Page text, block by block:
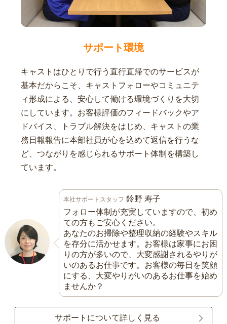
サポート環境
キャストはひとりで行う直行直帰でのサービスが
基本だからこそ、キャストフォローやコミュニテ
ィ形成による、安心して働ける環境づくりを大切
にしています。お客様評価のフィードバックやア
ドバイス、トラブル解決をはじめ、キャストの業
務日報報告に本部社員が心を込めて返信を行うな
ど、つながりを感じられるサポート体制を構築し
ています。
本社サポートスタッフ 鈴野 寿子
フォロー体制が充実していますので、初め
ての方もご安心ください。
あなたのお掃除や整理収納の経験やスキル
を存分に活かせます。お客様は家事にお困
りの方が多いので、大変感謝されるやりが
いのあるお仕事です。お客様の毎日を笑顔
にする、大変やりがいのあるお仕事を始め
ませんか？
サポートについて詳しく見る